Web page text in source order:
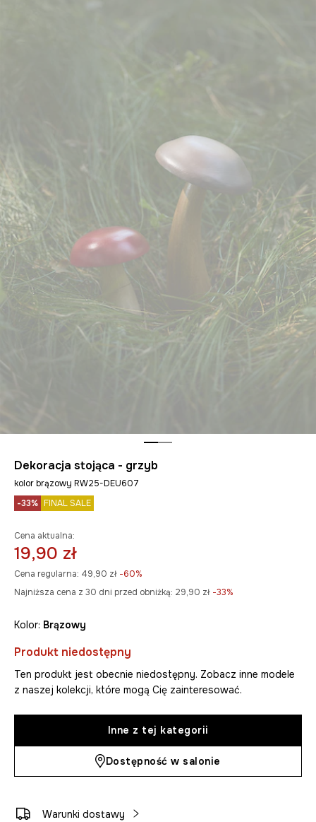
Dekoracja stojąca - grzyb
kolor brązowy RW25-DEU607
-33% FINAL SALE
Cena aktualna:
19,90 zł
Cena regularna: 49,90 zł -60%
Najniższa cena z 30 dni przed obniżką: 29,90 zł -33%
Kolor: brązowy
Produkt niedostępny
Ten produkt jest obecnie niedostępny. Zobacz inne modele
z naszej kolekcji, które mogą Cię zainteresować.
Inne z tej kategorii
Dostępność w salonie
Warunki dostawy